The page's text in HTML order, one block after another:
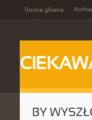
Strona główna
BY